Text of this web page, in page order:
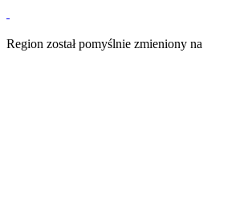
Region został pomyślnie zmieniony na